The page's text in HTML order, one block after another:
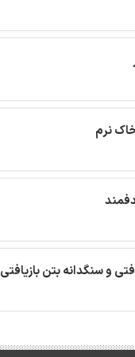
نرم
و سنگدانه بتن بازیافتی